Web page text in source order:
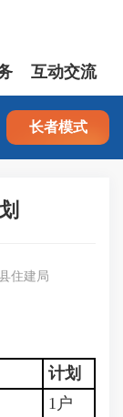
互动交流
长者模式
住建局
计划
1户